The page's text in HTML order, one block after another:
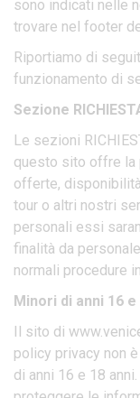
sono indicati nelle
trovare nel footer
Riportiamo di
funzionamento di
Sezione
Le sezioni
questo sito offre la
offerte,
tour o altri nostri
personali essi
finalità da
normali procedure
Minori di anni 16 e
Il sito di
policy privacy non
di anni 16 e 18